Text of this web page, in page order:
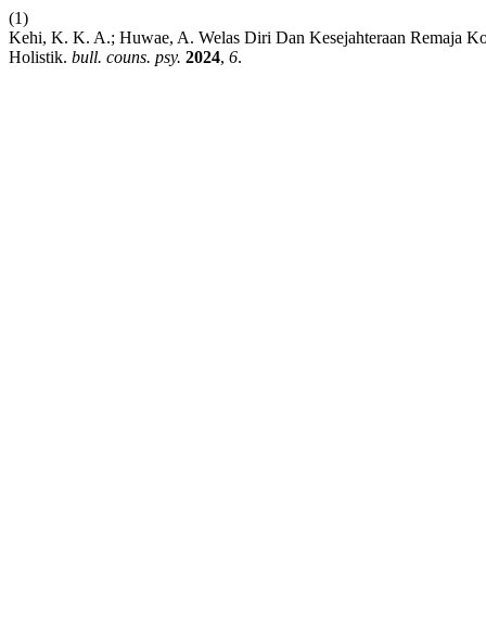
(1)
Kehi, K. K. A.; Huwae, A. Welas Diri Dan Kesejahteraan Remaja
Holistik. bull. couns. psy. 2024, 6.